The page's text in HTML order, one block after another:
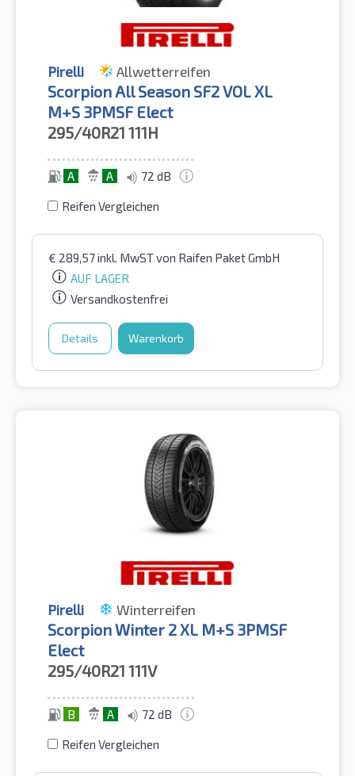
Pirelli Allwetterreifen
Scorpion All Season SF2 VOL XL
M+S 3PMSF Elect
295/40R21 111H
A A 72 dB
Reifen Vergleichen
€ 289,57inkl. MwSTvon Raifen Paket GmbH
AUF LAGER
Versandkostenfrei
Details Warenkorb
Pirelli Winterreifen
Scorpion Winter 2 XL M+S 3PMSF
Elect
295/40R21 111V
B A 72 dB
Reifen Vergleichen